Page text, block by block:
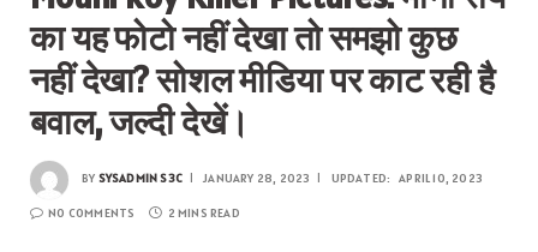
का यह फोटो नहीं देखा तो समझो कुछ
नहीं देखा? सोशल मीडिया पर काट रही है
बवाल, जल्दी देखें।
BY SYSADMIN S3C JANUARY 28, 2023 UPDATED: APRIL 10, 2023
NO COMMENTS 2 MINS READ